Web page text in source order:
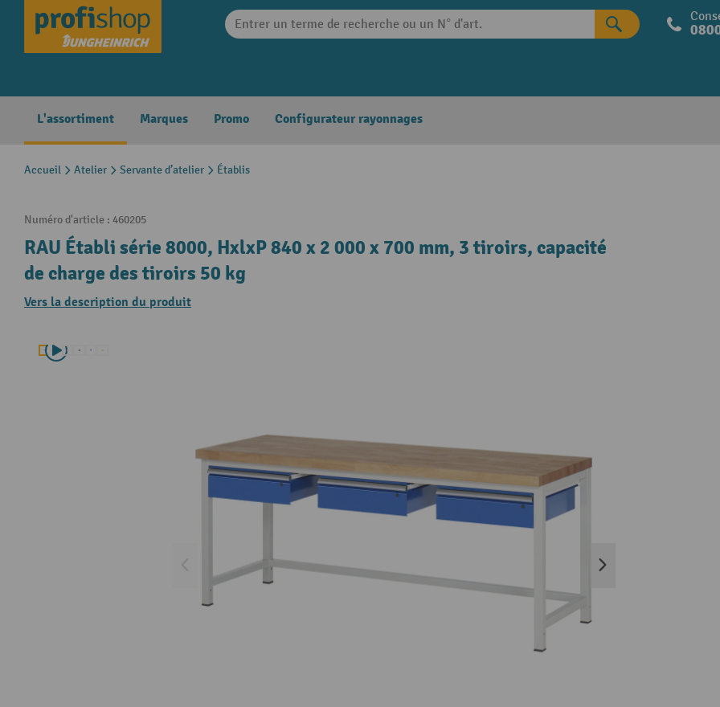
Skip to main navigation
L'assortiment Marques Promo Configurateur rayonnages
Accueil Atelier Servante d’atelier Établis
Numéro d'article : 460205
RAU Établi série 8000, HxlxP 840 x 2 000 x 700 mm, 3 tiroirs, capacité
de charge des tiroirs 50 kg
Vers la description du produit